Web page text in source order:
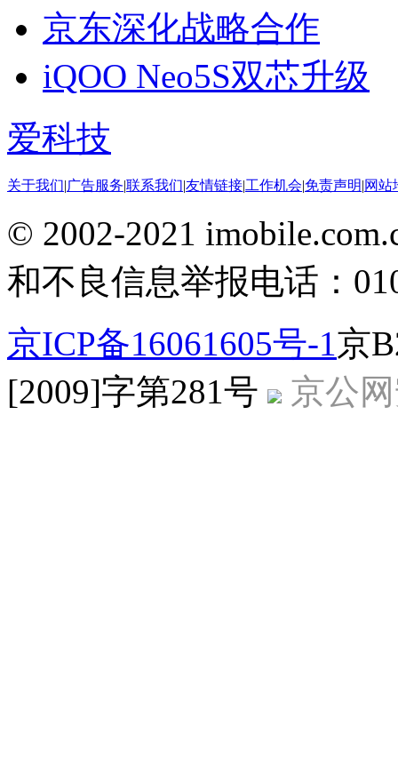
京东深化战略合作
iQOO Neo5S双芯升级
爱科技
关于我们|广告服务|联系我们|友情链接|工作机会|免责声明|网站
© 2002-2021
和不良信息举报电话：
京ICP备16061605号-1京
[2009]字第281号
京公